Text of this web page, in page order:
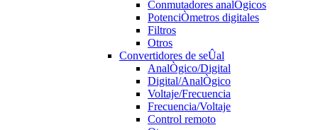
Conmutadores analÒgicos
PotenciÒmetros digitales
Filtros
Otros
Convertidores de seÛal
AnalÒgico/Digital
Digital/AnalÒgico
Voltaje/Frecuencia
Frecuencia/Voltaje
Control remoto